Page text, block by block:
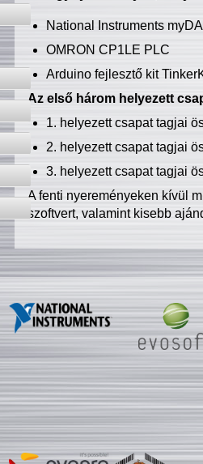
National Instruments
OMRON CP1LE PLC
Arduino fejlesztő kit
Az első három helyezett
1. helyezett csapat tagjai
2. helyezett csapat tagjai
3. helyezett csapat tagjai
A fenti nyereményeken kívül
szoftvert, valamint kisebb